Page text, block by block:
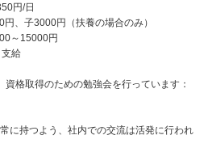
円/日
、子3000円（扶養の場合のみ）
～15000円
給
格取得のための勉強会を行っています：
に持つよう、社内での交流は活発に行われ